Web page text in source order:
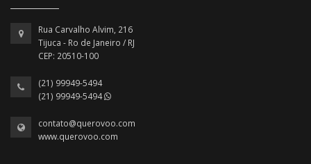
Rua Carvalho Alvim, 216
Tijuca - Ro de Janeiro / RJ
CEP: 20510-100
(21) 99949-5494
(21) 99949-5494
contato@querovoo.com
www.querovoo.com